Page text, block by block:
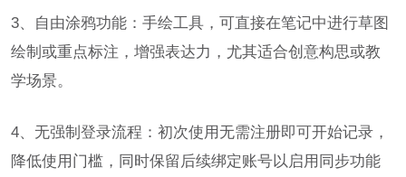
3、自由涂鸦功能：手绘工具，可直接在笔记中进行草图
绘制或重点标注，增强表达力，尤其适合创意构思或教
学场景。
4、无强制登录流程：初次使用无需注册即可开始记录，
降低使用门槛，同时保留后续绑定账号以启用同步功能